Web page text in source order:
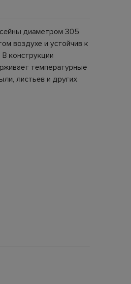
диаметром 305
воздухе и устойчив к
конструкции
температурные
листьев и других